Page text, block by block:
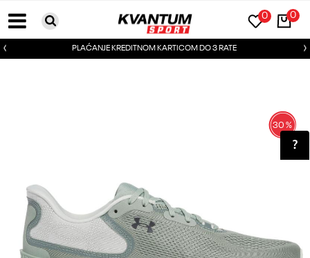
0
0
PLAĆANJE KREDITNOM KARTICOM DO 3 RATE
30%